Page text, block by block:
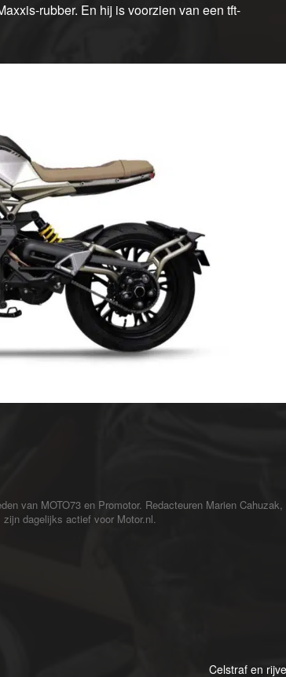
rubber. En hij is voorzien van een tft-
van MOTO73 en Promotor. Redacteuren Marien Cahuzak,
dagelijks actief voor Motor.nl.
Celstraf en